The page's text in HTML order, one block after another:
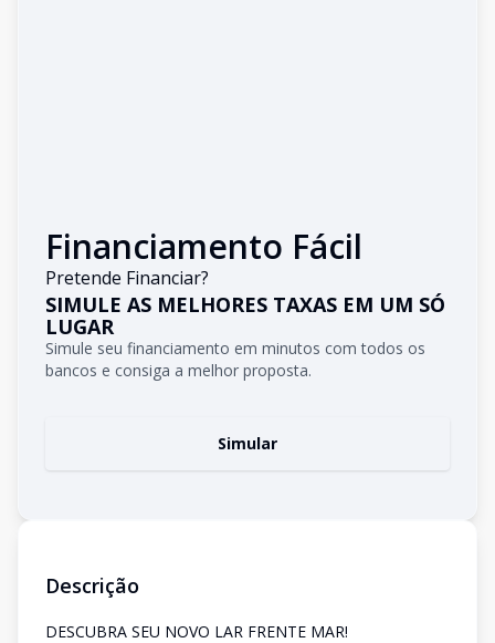
Financiamento Fácil
Pretende Financiar?
SIMULE AS MELHORES TAXAS EM UM SÓ
LUGAR
Simule seu financiamento em minutos com todos os
bancos e consiga a melhor proposta.
Simular
Descrição
DESCUBRA SEU NOVO LAR FRENTE MAR!